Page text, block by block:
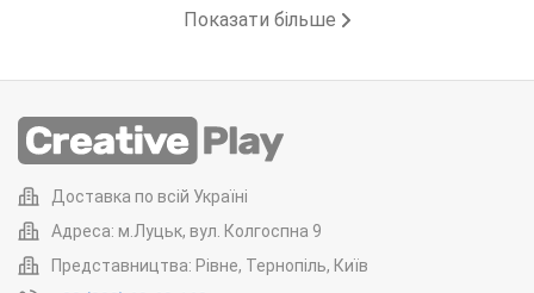
гама, якісна фарба та дешевше за ціною від тої самої
дерева. Більше фото можна переглянути у розділі "Наші
Переваги Creative Play.
Гойдалки на пружинці робляться під клієнта. Це означає,
що ви самі вибираєте колірну гаму пружинки. Клієнт за
своїм бажанням може попросити переробити конструкцію
на свій смак, починаючи від дрібниць до повної зміни
функціонала та деталей. Клієнт може коригувати вид
Показати більше
Доставка по всій Україні
Адреса: м.Луцьк, вул. Колгоспна 9
Представництва: Рівне, Тернопіль, Київ